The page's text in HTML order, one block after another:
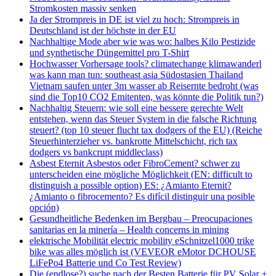
Stromkosten massiv senken
Ja der Strompreis in DE ist viel zu hoch: Strompreis in
Deutschland ist der höchste in der EU
Nachhaltige Mode aber wie was wo: halbes Kilo Pestizide
und synthetische Düngemittel pro T-Shirt
Hochwasser Vorhersage tools? climatechange klimawanderl
was kann man tun: southeast asia Südostasien Thailand
Vietnam saufen unter 3m wasser ab Reisernte bedroht (was
sind die Top10 CO2 Emitenten, was könnte die Politik tun?)
Nachhaltig Steuern: wie soll eine bessere gerechte Welt
entstehen, wenn das Steuer System in die falsche Richtung
steuert? (top 10 steuer flucht tax dodgers of the EU) (Reiche
Steuerhinterzieher vs. bankrotte Mittelschicht, rich tax
dodgers vs bankcrupt middleclass)
Asbest Eternit Asbestos oder FibroCement? schwer zu
unterscheiden eine mögliche Möglichkeit (EN: difficult to
distinguish a possible option) ES: ¿Amianto Eternit?
¿Amianto o fibrocemento? Es difícil distinguir una posible
opción)
Gesundheitliche Bedenken im Bergbau – Preocupaciones
sanitarias en la minería – Health concerns in mining
elektrische Mobilität electric mobility eSchnitzel1000 trike
bike was alles möglich ist (VEVEOR eMotor DCHOUSE
LiFePo4 Batterie und Co Test Review)